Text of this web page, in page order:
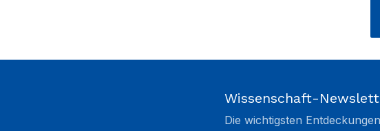
Wissenschaft-
Die wichtigsten